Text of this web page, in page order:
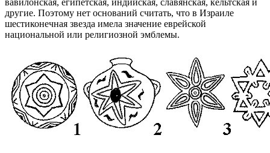
вавилонская, египетская, индийская, славянская, кельтская и
другие. Поэтому нет оснований считать, что в Израиле
шестиконечная звезда имела значение еврейской
национальной или религиозной эмблемы.